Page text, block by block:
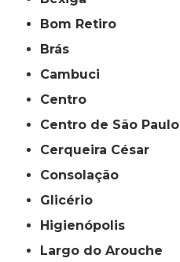
Bom Retiro
Brás
Cambuci
Centro
Centro de São Paulo
Cerqueira César
Consolação
Glicério
Higienópolis
Largo do Arouche